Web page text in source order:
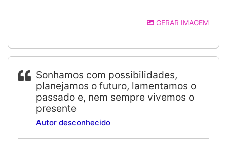
GERAR IMAGEM
Sonhamos com possibilidades,
planejamos o futuro, lamentamos o
passado e, nem sempre vivemos o
presente
Autor desconhecido